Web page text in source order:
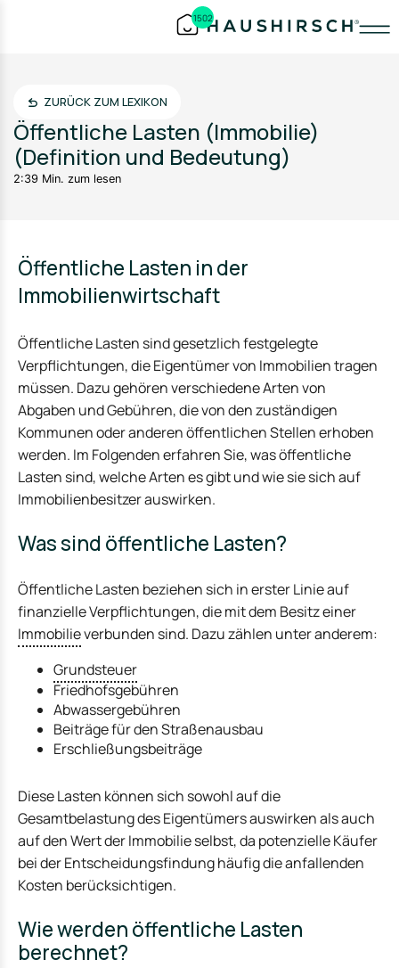
1502
ZURÜCK ZUM LEXIKON
Öffentliche Lasten (Immobilie)
(Definition und Bedeutung)
2:39 Min. zum lesen
Öffentliche Lasten in der
Immobilienwirtschaft
Öffentliche Lasten sind gesetzlich festgelegte
Verpflichtungen, die Eigentümer von Immobilien tragen
müssen. Dazu gehören verschiedene Arten von
Abgaben und Gebühren, die von den zuständigen
Kommunen oder anderen öffentlichen Stellen erhoben
werden. Im Folgenden erfahren Sie, was öffentliche
Lasten sind, welche Arten es gibt und wie sie sich auf
Immobilienbesitzer auswirken.
Was sind öffentliche Lasten?
Öffentliche Lasten beziehen sich in erster Linie auf
finanzielle Verpflichtungen, die mit dem Besitz einer
Immobilieverbunden sind. Dazu zählen unter anderem:
Grundsteuer
Friedhofsgebühren
Abwassergebühren
Beiträge für den Straßenausbau
Erschließungsbeiträge
Diese Lasten können sich sowohl auf die
Gesamtbelastung des Eigentümers auswirken als auch
auf den Wert der Immobilie selbst, da potenzielle Käufer
bei der Entscheidungsfindung häufig die anfallenden
Kosten berücksichtigen.
Wie werden öffentliche Lasten
berechnet?